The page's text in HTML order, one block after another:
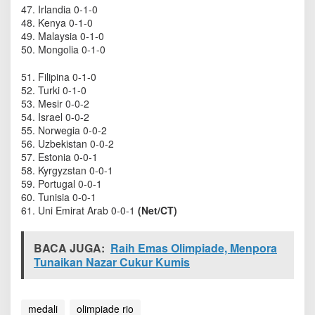
47. Irlandia 0-1-0
48. Kenya 0-1-0
49. Malaysia 0-1-0
50. Mongolia 0-1-0
51. Filipina 0-1-0
52. Turki 0-1-0
53. Mesir 0-0-2
54. Israel 0-0-2
55. Norwegia 0-0-2
56. Uzbekistan 0-0-2
57. Estonia 0-0-1
58. Kyrgyzstan 0-0-1
59. Portugal 0-0-1
60. Tunisia 0-0-1
61. Uni Emirat Arab 0-0-1 (Net/CT)
BACA JUGA: Raih Emas Olimpiade, Menpora
Tunaikan Nazar Cukur Kumis
medali olimpiade rio